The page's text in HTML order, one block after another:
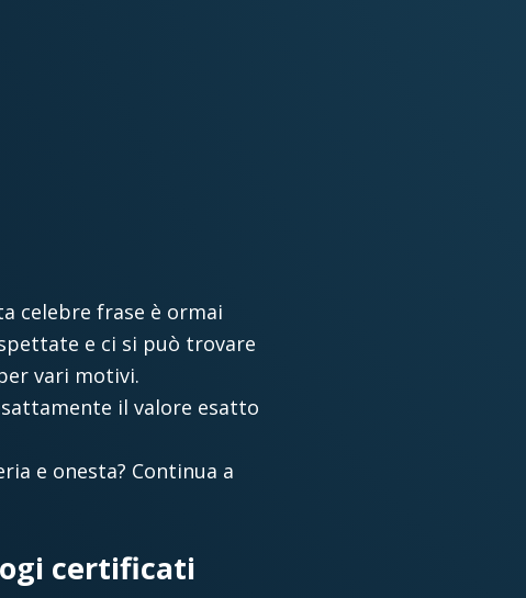
celebre frase è ormai
e ci si può trovare
vari motivi.
il valore esatto
e onesta? Continua a
certificati